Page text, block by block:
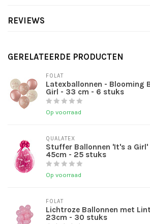
REVIEWS
GERELATEERDE PRODUCTEN
FOLAT
Latexballonnen - Blooming
Girl - 33 cm - 6 stuks
Op voorraad
QUALATEX
Stuffer Ballonnen 'It's a Girl'
45cm - 25 stuks
Op voorraad
FOLAT
Lichtroze Ballonnen met Lint
23cm - 30 stuks